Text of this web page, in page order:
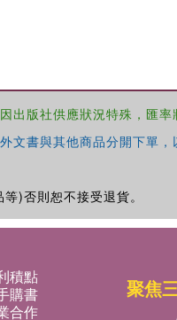
版社供應狀況特殊，匯率
書與其他商品分開下單
)否則恕不接受退貨。
積點
購書
合作
聚焦